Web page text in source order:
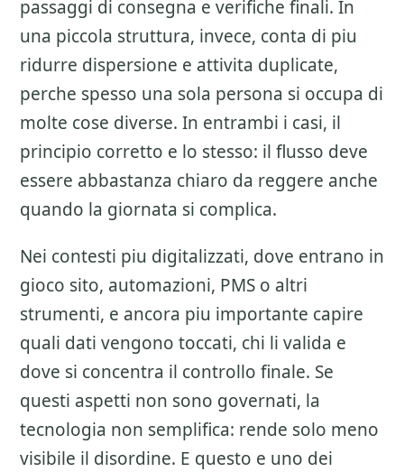
passaggi di consegna e verifiche finali. In
una piccola struttura, invece, conta di piu
ridurre dispersione e attivita duplicate,
perche spesso una sola persona si occupa di
molte cose diverse. In entrambi i casi, il
principio corretto e lo stesso: il flusso deve
essere abbastanza chiaro da reggere anche
quando la giornata si complica.
Nei contesti piu digitalizzati, dove entrano in
gioco sito, automazioni, PMS o altri
strumenti, e ancora piu importante capire
quali dati vengono toccati, chi li valida e
dove si concentra il controllo finale. Se
questi aspetti non sono governati, la
tecnologia non semplifica: rende solo meno
visibile il disordine. E questo e uno dei